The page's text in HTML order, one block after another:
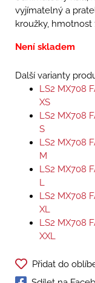
vyjímatelný a
kroužky, hmotnost
Není skladem
Další varianty
LS2 MX708
XS
LS2 MX708
S
LS2 MX708
M
LS2 MX708
L
LS2 MX708
XL
LS2 MX708
XXL
Přidat do